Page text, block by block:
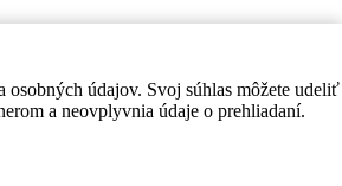
údajov. Svoj súhlas môžete udeliť
a neovplyvnia údaje o prehliadaní.